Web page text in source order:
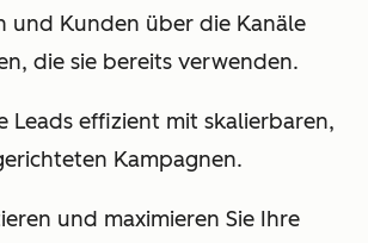
und Kunden über die Kanäle
die sie bereits verwenden.
Leads effizient mit skalierbaren,
Kampagnen.
und maximieren Sie Ihre